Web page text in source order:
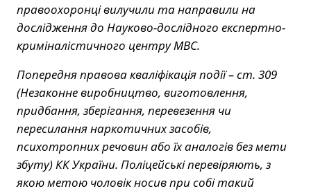
правоохоронці вилучили та направили на
дослідження до Науково-дослідного експертно-
криміналістичного центру МВС.
Попередня правова кваліфікація події – ст. 309
(Незаконне виробництво, виготовлення,
придбання, зберігання, перевезення чи
пересилання наркотичних засобів,
психотропних речовин або їх аналогів без мети
збуту) КК України. Поліцейські перевіряють, з
якою метою чоловік носив при собі такий